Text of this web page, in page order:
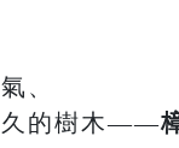
、
久的樹木——